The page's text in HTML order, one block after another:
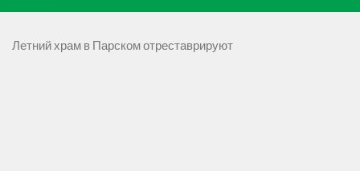
Летний храм в Парском отреставрируют